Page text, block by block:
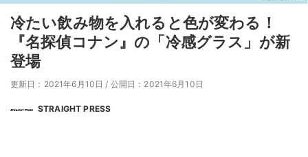
冷たい飲み物を入れると色が変わる！
『名探偵コナン』の「冷感グラス」が新
登場
更新日：2021年6月10日 / 公開日：2021年6月10日
STRAIGHT PRESS